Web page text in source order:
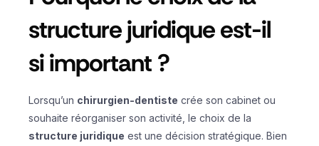
structure juridique est-il
si important ?
Lorsqu’un chirurgien-dentiste crée son cabinet ou
souhaite réorganiser son activité, le choix de la
structure juridique est une décision stratégique. Bien